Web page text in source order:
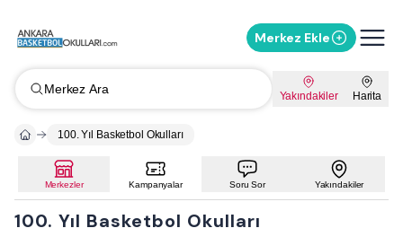
Merkez Ekle
Merkez Ara Yakındakiler Harita
100. Yıl Basketbol Okulları
Merkezler Kampanyalar Soru Sor Yakındakiler
100. Yıl Basketbol Okulları